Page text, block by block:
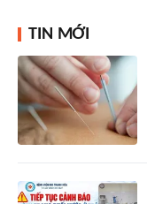
TIN MỚI